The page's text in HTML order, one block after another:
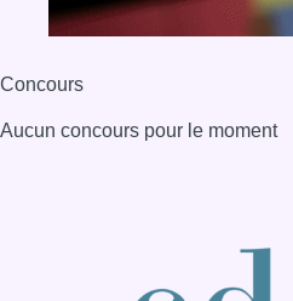
Concours
Aucun concours pour le moment